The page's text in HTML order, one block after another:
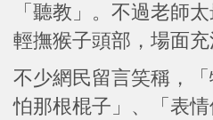
「聽教」。不過老師
輕撫猴子頭部，場面充
不少網民留言笑稱，
怕那根棍子」、「表